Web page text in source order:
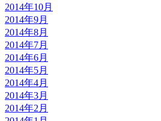
2014年10月
2014年9月
2014年8月
2014年7月
2014年6月
2014年5月
2014年4月
2014年3月
2014年2月